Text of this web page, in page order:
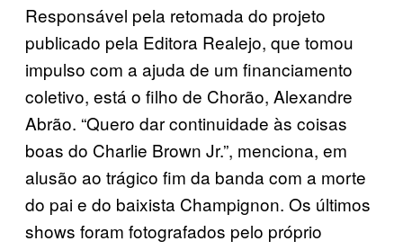
Responsável pela retomada do projeto
publicado pela Editora Realejo, que tomou
impulso com a ajuda de um financiamento
coletivo, está o filho de Chorão, Alexandre
Abrão. “Quero dar continuidade às coisas
boas do Charlie Brown Jr.”, menciona, em
alusão ao trágico fim da banda com a morte
do pai e do baixista Champignon. Os últimos
shows foram fotografados pelo próprio